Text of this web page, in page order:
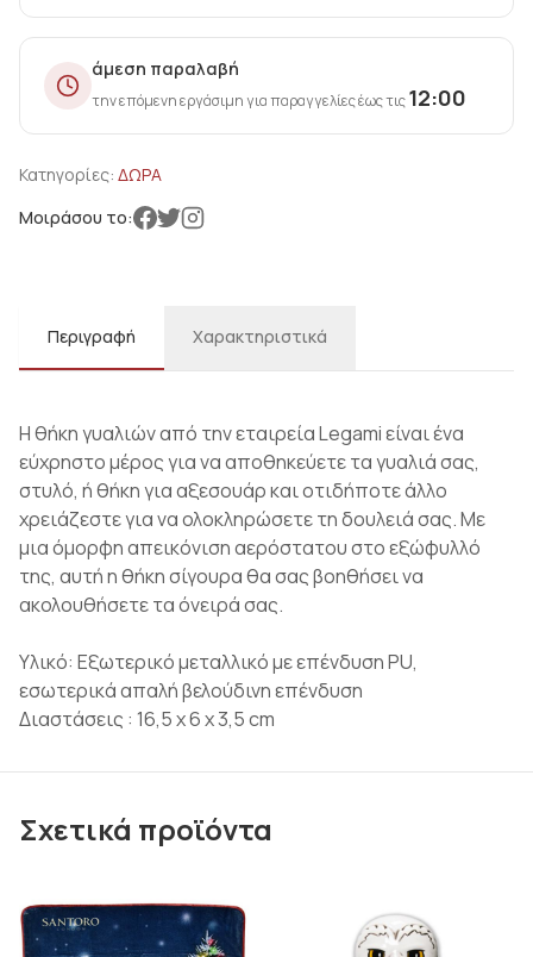
άμεση παραλαβή
την επόμενη εργάσιμη για παραγγελίες έως τις12:00
Κατηγορίες: ΔΩΡΑ
Μοιράσου το:
Περιγραφή Χαρακτηριστικά
Η θήκη γυαλιών από την εταιρεία Legami είναι ένα
εύχρηστο μέρος για να αποθηκεύετε τα γυαλιά σας,
στυλό, ή θήκη για αξεσουάρ και οτιδήποτε άλλο
χρειάζεστε για να ολοκληρώσετε τη δουλειά σας. Με
μια όμορφη απεικόνιση αερόστατου στο εξώφυλλό
της, αυτή η θήκη σίγουρα θα σας βοηθήσει να
ακολουθήσετε τα όνειρά σας.
Υλικό: Εξωτερικό μεταλλικό με επένδυση PU,
εσωτερικά απαλή βελούδινη επένδυση
Διαστάσεις : 16,5 x 6 x 3,5 cm
Σχετικά προϊόντα